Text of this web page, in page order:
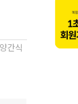
간식